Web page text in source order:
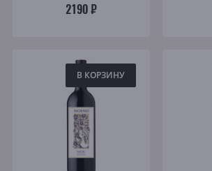
2190 ₽
В КОРЗИНУ